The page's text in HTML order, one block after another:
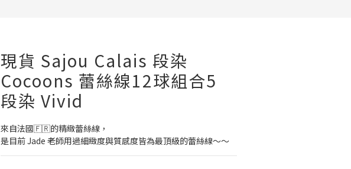
現貨 Sajou Calais 段染
Cocoons 蕾絲線12球組合5
段染 Vivid
來自法國🇫🇷的精緻蕾絲線，
是目前 Jade 老師用過細緻度與質感度皆為最頂級的蕾絲線～～